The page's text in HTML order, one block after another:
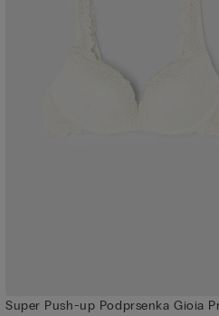
Super Push-up Podprsenka Gioia